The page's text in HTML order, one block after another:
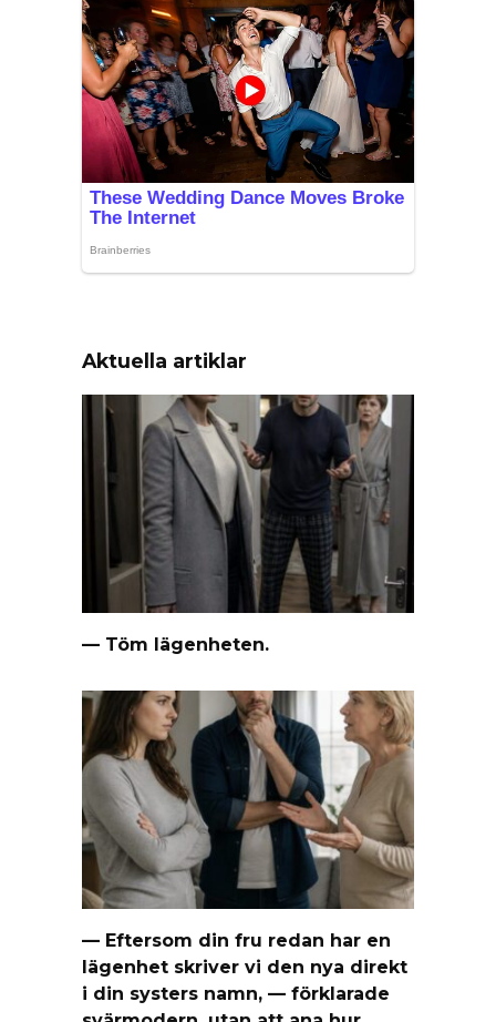
Aktuella artiklar
— Töm lägenheten.
— Eftersom din fru redan har en
lägenhet skriver vi den nya direkt
i din systers namn, — förklarade